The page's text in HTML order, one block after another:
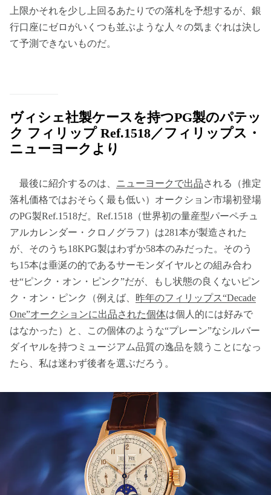
上限かそれを少し上回るあたりでの落札を予想するが、銀
行口座にゼロがいくつも並ぶような人々の気まぐれは決し
て予測できないものだ。
ヴィシェ社製ケースを持つPG製のパテッ
ク フィリップ Ref.1518／フィリップス・
ニューヨークより
最後に紹介するのは、 ニューヨークで出品される（推定
落札価格ではおそらく最も低い）オークション市場初登場
のPG製Ref.1518だ。Ref.1518（世界初の量産型パーペチュ
アルカレンダー・クロノグラフ）は281本が製造された
が、そのうち18KPG製はわずか58本のみだった。そのう
ち15本は垂涎の的であるサーモンダイヤルとの組み合わ
せ“ピンク・オン・ピンク”だが、もし状態の良くないピン
ク・オン・ピンク（例えば、 昨年のフィリップス“Decade
One”オークションに出品された個体は個人的には好みで
はなかった）と、この個体のような“プレーン”なシルバー
ダイヤルを持つミュージアム品質の逸品を競うことになっ
たら、私は迷わず後者を選ぶだろう。